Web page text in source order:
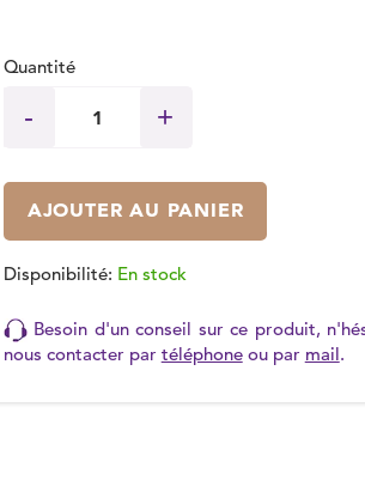
Quantité
AJOUTER AU PANIER
Disponibilité: En stock
Besoin d'un conseil sur ce produit,
nous contacter par téléphoneou par mail.